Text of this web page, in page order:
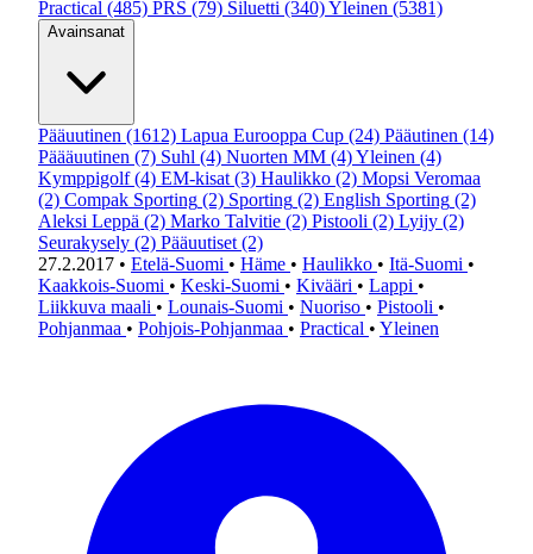
Practical (485) PRS (79) Siluetti (340)Yleinen (5381)
Avainsanat
Pääuutinen (1612) Lapua Eurooppa Cup (24) Pääutinen (14)
Päääuutinen (7) Suhl (4) Nuorten MM (4)Yleinen (4)
Kymppigolf (4) EM-kisat (3) Haulikko (2) Mopsi Veromaa
(2) Compak Sporting (2) Sporting (2) English Sporting (2)
Aleksi Leppä (2) Marko Talvitie (2) Pistooli (2) Lyijy (2)
Seurakysely (2) Pääuutiset (2)
27.2.2017 • Etelä-Suomi • Häme • Haulikko • Itä-Suomi •
Kaakkois-Suomi • Keski-Suomi • Kivääri • Lappi •
Liikkuva maali • Lounais-Suomi • Nuoriso • Pistooli •
Pohjanmaa • Pohjois-Pohjanmaa • Practical • Yleinen